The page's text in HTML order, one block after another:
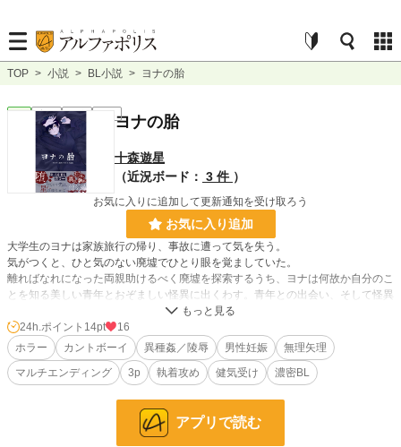
TOP > 小説 > BL小説 > ヨナの胎
完結 長編 ヨナの胎
十森遊星
（近況ボード： 3 件 ）
お気に入りに追加して更新通知を受け取ろう
お気に入り追加
大学生のヨナは家族旅行の帰り、事故に遭って気を失う。
気がつくと、ひと気のない廃墟でひとり眼を覚ましていた。
離ればなれになった両親助けるべく廃墟を探索するうち、ヨナは何故か自分のこ
とを知る美しい青年とおぞましい怪異に出くわす。青年との出会い、そして怪異
に触れられる度、ヨナは忘れていた自分の過去を思い出していく……
受けに執着する攻め＋狂気に満ちた攻め2＋意思を持たずにただ受けを凌辱する
怪異×健気受け
・選択肢によるマルチエンディング(メリーバッドエンド、バッドエンド、メリ
・アンドロモーフ（カントボーイ）
24h.ポイント 14pt
16
ホラー
カントボーイ 異種姦／陵辱 男性妊娠
無理矢理
マルチエンディング
3p 執着攻め 健気受け 濃密BL
アプリで読む